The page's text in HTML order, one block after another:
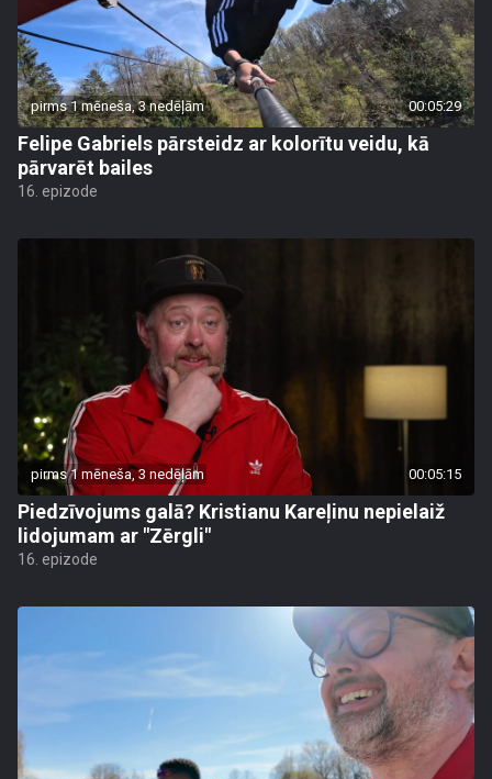
pirms 1 mēneša, 3 nedēļām 00:05:29
Felipe Gabriels pārsteidz ar kolorītu veidu, kā
pārvarēt bailes
16. epizode
pirms 1 mēneša, 3 nedēļām 00:05:15
Piedzīvojums galā? Kristianu Kareļinu nepielaiž
lidojumam ar "Zērgli"
16. epizode